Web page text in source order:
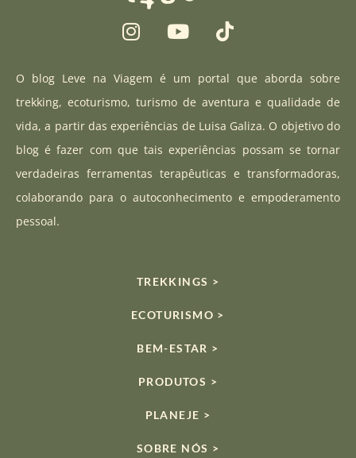
I
n
t
a
g
a
m
Y
o
t
u
b
T
i
t
o
k
O blog Leve na Viagem é um portal que aborda sobre
trekking, ecoturismo, turismo de aventura e qualidade de
vida, a partir das experiências de Luisa Galiza. O objetivo do
blog é fazer com que tais experiências possam se tornar
verdadeiras ferramentas terapêuticas e transformadoras,
colaborando para o autoconhecimento e empoderamento
pessoal.
TREKKINGS >
ECOTURISMO >
BEM-ESTAR >
PRODUTOS >
PLANEJE >
SOBRE NÓS >